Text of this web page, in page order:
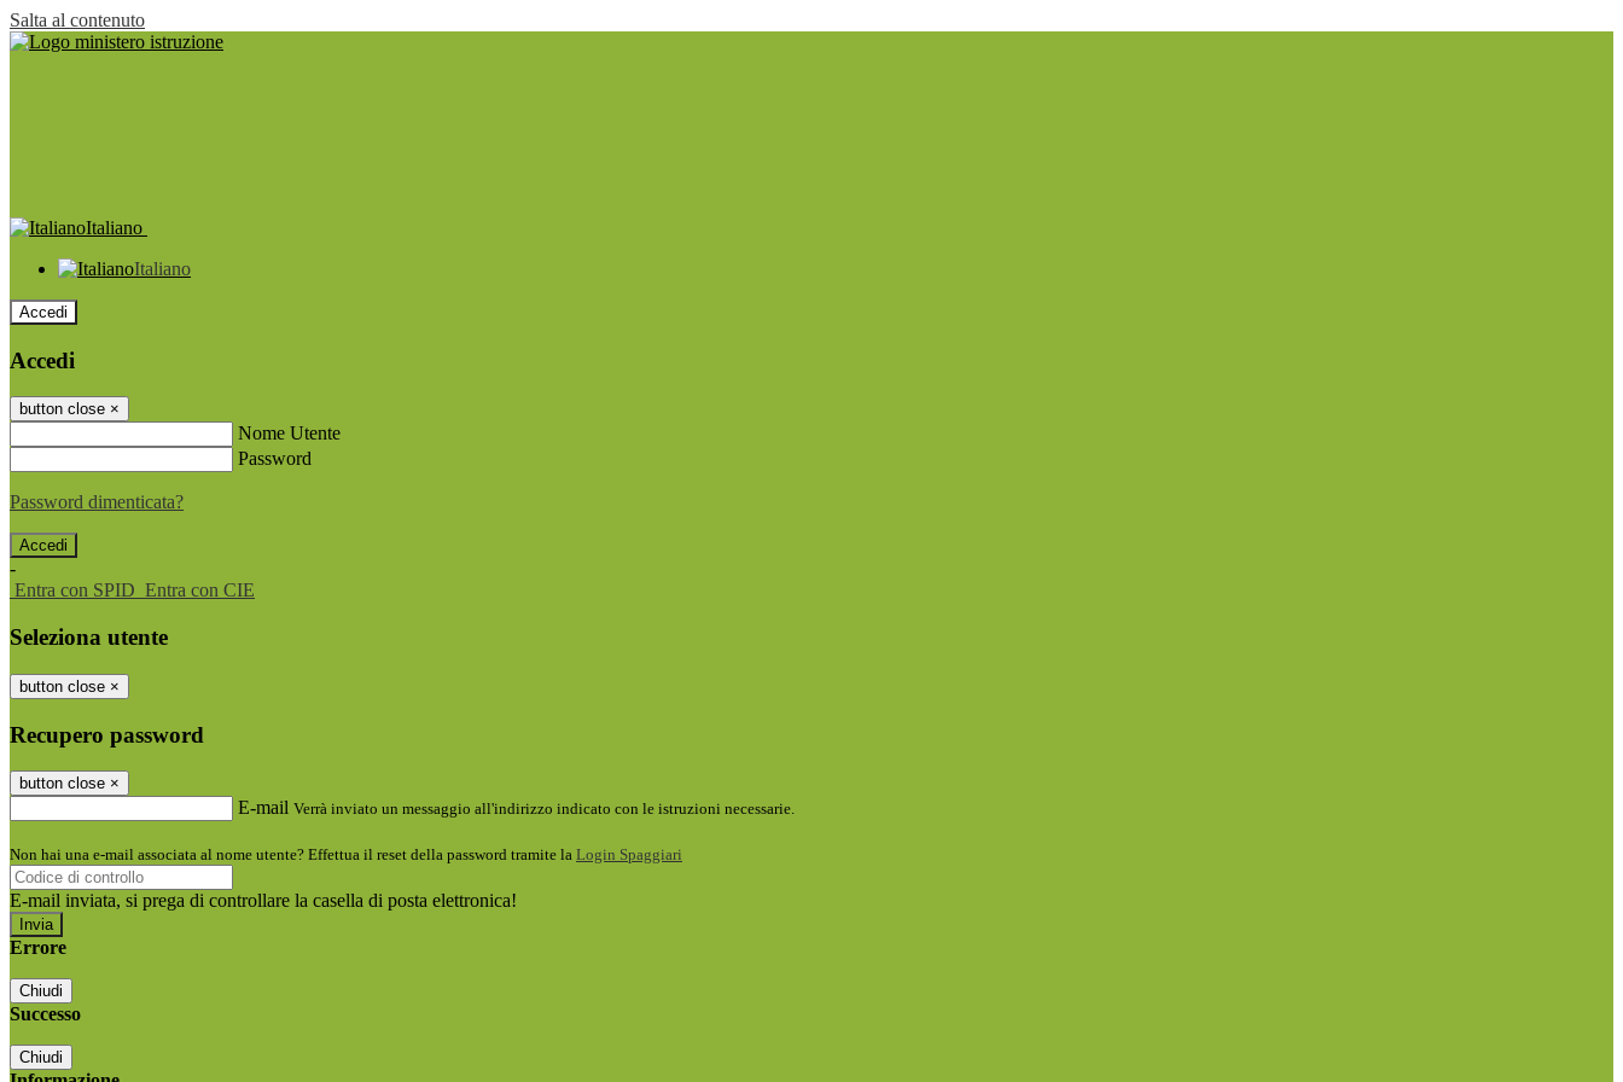
Salta al contenuto
Italiano
Italiano
Accedi
Accedi
button close ×
Nome Utente
Password
Password dimenticata?
-
Entra con SPID Entra con CIE
Seleziona utente
button close ×
Recupero password
button close ×
E-mail Verrà inviato un messaggio all'indirizzo indicato con le istruzioni necessarie.
Non hai una e-mail associata al nome utente? Effettua il reset della password tramite la Login Spaggiari
E-mail inviata, si prega di controllare la casella di posta elettronica!
Errore
Chiudi
Successo
Chiudi